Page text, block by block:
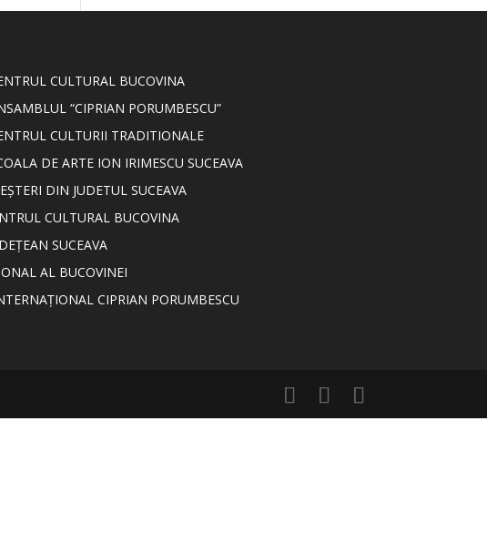
CULTURAL BUCOVINA
“CIPRIAN PORUMBESCU”
CULTURII TRADITIONALE
DE ARTE ION IRIMESCU SUCEAVA
DIN JUDETUL SUCEAVA
CULTURAL BUCOVINA
SUCEAVA
AL BUCOVINEI
CIPRIAN PORUMBESCU